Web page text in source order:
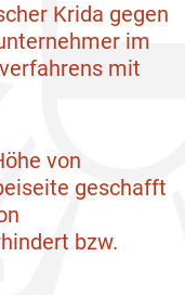
Krida gegen
im
mit
von
geschafft
bzw.